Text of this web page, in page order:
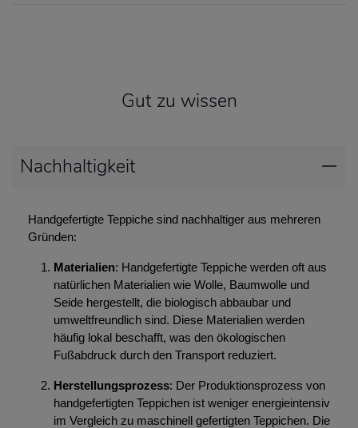
Gut zu wissen
Nachhaltigkeit
Handgefertigte Teppiche sind nachhaltiger aus mehreren
Gründen:
Materialien: Handgefertigte Teppiche werden oft aus
natürlichen Materialien wie Wolle, Baumwolle und
Seide hergestellt, die biologisch abbaubar und
umweltfreundlich sind. Diese Materialien werden
häufig lokal beschafft, was den ökologischen
Fußabdruck durch den Transport reduziert.
Herstellungsprozess: Der Produktionsprozess von
handgefertigten Teppichen ist weniger energieintensiv
im Vergleich zu maschinell gefertigten Teppichen. Die